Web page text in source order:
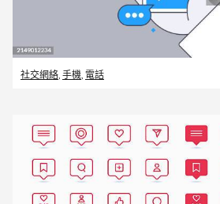
社交網絡 手機 電話